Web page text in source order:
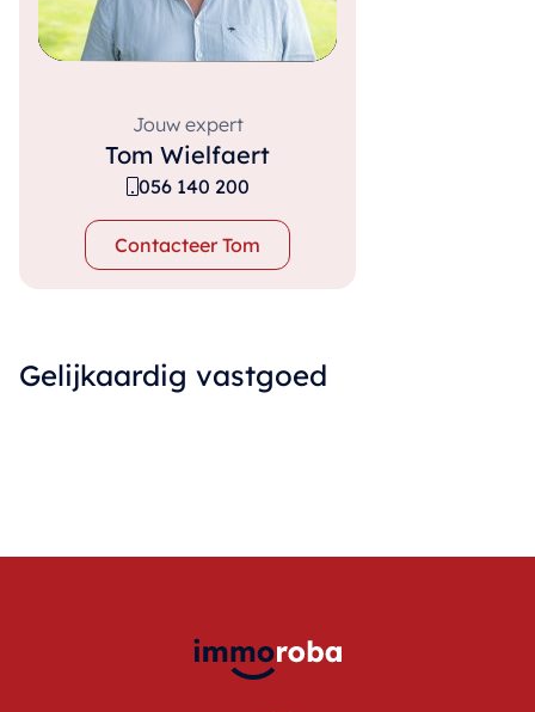
Jouw expert
Tom Wielfaert
056 140 200
Contacteer Tom
Gelijkaardig vastgoed